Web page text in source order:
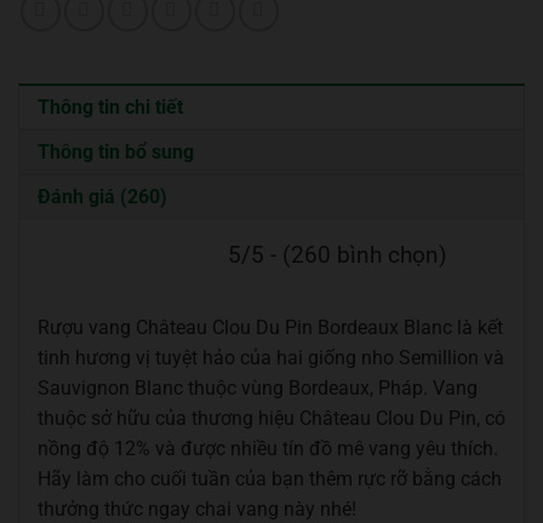
Thông tin chi tiết
Thông tin bổ sung
Đánh giá (260)
5/5 - (260 bình chọn)
Rượu vang Château Clou Du Pin Bordeaux Blanc là kết
tinh hương vị tuyệt hảo của hai giống nho Semillion và
Sauvignon Blanc thuộc vùng Bordeaux, Pháp. Vang
thuộc sở hữu của thương hiệu Château Clou Du Pin, có
nồng độ 12% và được nhiều tín đồ mê vang yêu thích.
Hãy làm cho cuối tuần của bạn thêm rực rỡ bằng cách
thưởng thức ngay chai vang này nhé!